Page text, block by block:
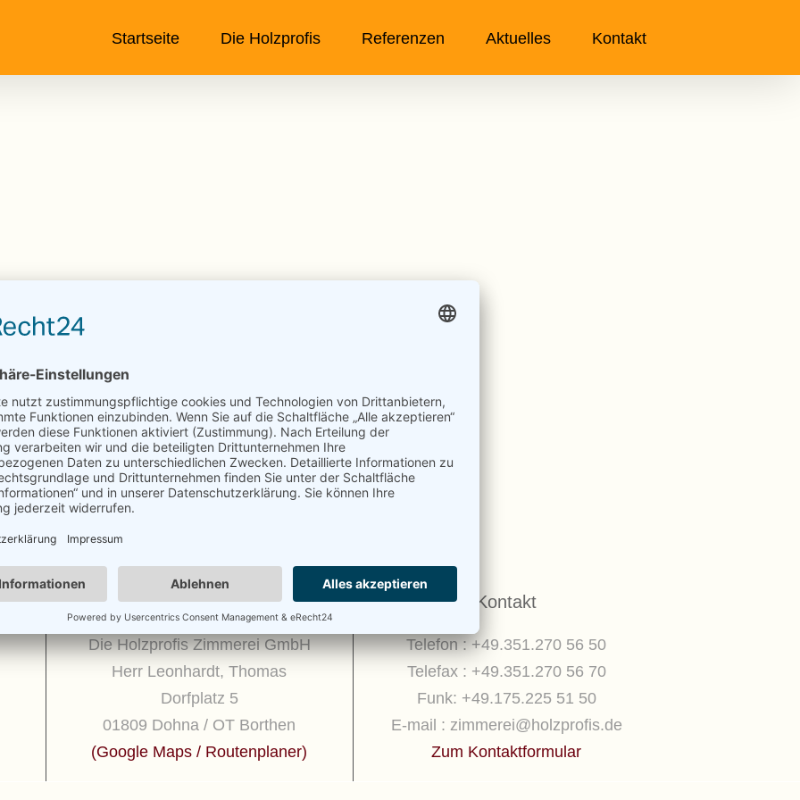
Startseite Die Holzprofis Referenzen Aktuelles Kontakt
Wie hilfreich war dieser Beitrag?
Klicke auf die Sterne um zu bewerten!
Bisher keine Bewertungen! Sei der Erste, der diesen Beitrag bewertet.
ANSCHRIFT
Die Holzprofis Zimmerei GmbH
Herr Leonhardt, Thomas
Dorfplatz 5
01809 Dohna / OT Borthen
(Google Maps / Routenplaner)
Kontakt
Telefon : +49.351.270 56 50
Telefax : +49.351.270 56 70
Funk: +49.175.225 51 50
E-mail : zimmerei@holzprofis.de
Zum Kontaktformular